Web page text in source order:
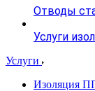
Отводы
Услуги
Услуги
Изоляция